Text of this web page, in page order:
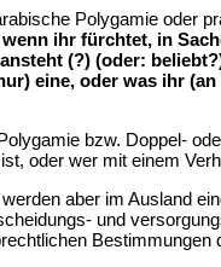
Polygamie oder
wenn ihr fürchtet, in
(?) (oder:
eine, oder was ihr
bzw. Doppel-
oder wer mit einem
aber im Ausland
und
Bestimmungen